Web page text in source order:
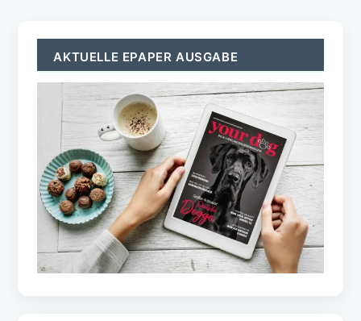
AKTUELLE EPAPER AUSGABE